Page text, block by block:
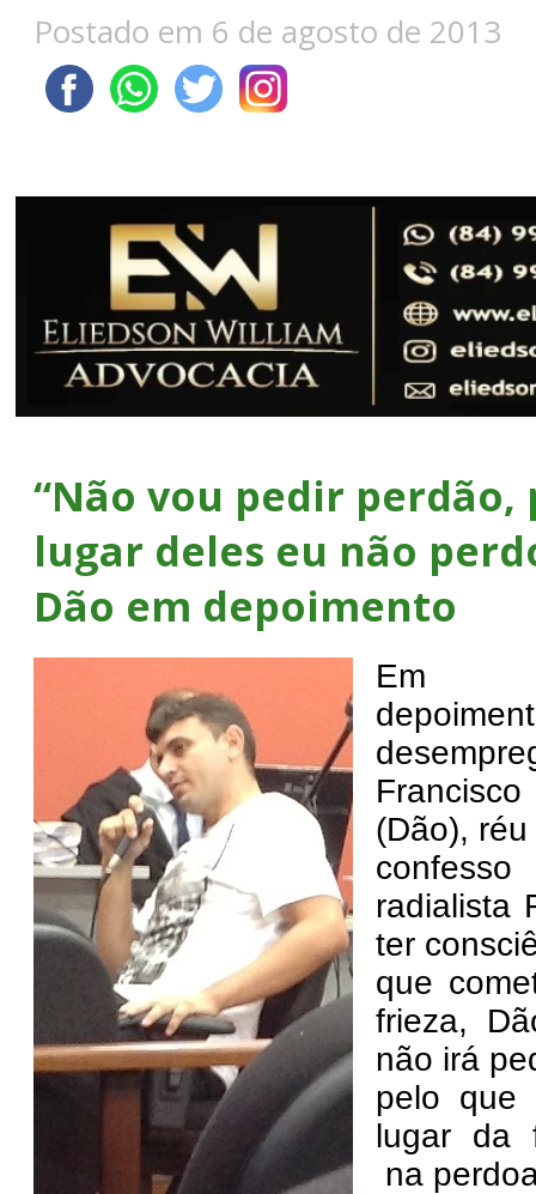
Postado em 6 de agosto de 2013
“Não vou pedir perdão,
lugar deles eu não
Dão em depoimento
Em
(Dão), réu
radialista
ter
que
frieza,
não irá
pelo que
lugar da
na